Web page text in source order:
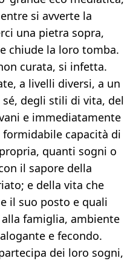
si avverte la
una pietra sopra,
chiude la loro tomba.
curata, si infetta.
a livelli diversi, a un
degli stili di vita, del
e immediatamente
capacità di
quanti sogni o
il sapore della
e della vita che
il suo posto e quali
famiglia, ambiente
e fecondo.
dei loro sogni,